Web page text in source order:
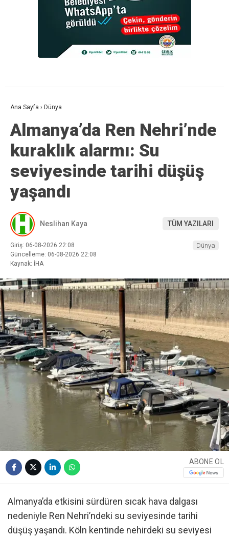
Ana Sayfa › Dünya
Almanya’da Ren Nehri’nde
kuraklık alarmı: Su
seviyesinde tarihi düşüş
yaşandı
Neslihan Kaya TÜM YAZILARI
Giriş: 06-08-2026 22:08
Güncelleme: 06-08-2026 22:08
Kaynak: İHA
Dünya
ABONE OL
Almanya’da etkisini sürdüren sıcak hava dalgası
nedeniyle Ren Nehri’ndeki su seviyesinde tarihi
düşüş yaşandı. Köln kentinde nehirdeki su seviyesi